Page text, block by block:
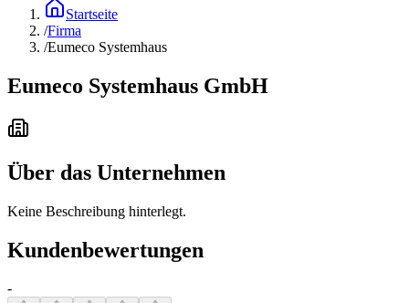
Startseite
/Firma
/Eumeco Systemhaus
Eumeco Systemhaus GmbH
Über das Unternehmen
Keine Beschreibung hinterlegt.
Kundenbewertungen
-